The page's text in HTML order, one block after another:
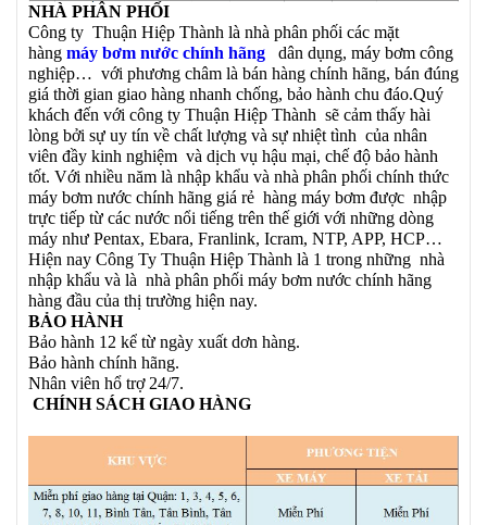
NHÀ PHÂN PHỐI
Công ty Thuận Hiệp Thành là nhà phân phối các mặt
hàng máy bơm nước chính hãng
dân dụng, máy bơm công
nghiệp… với phương châm là bán hàng chính hãng, bán đúng
giá thời gian giao hàng nhanh chống, bảo hành chu đáo.Quý
khách đến với công ty Thuận Hiệp Thành sẽ cảm thấy hài
lòng bởi sự uy tín về chất lượng và sự nhiệt tình của nhân
viên đầy kinh nghiệm và dịch vụ hậu mại, chế độ bảo hành
tốt. Với nhiều năm là nhập khẩu và nhà phân phối chính thức
máy bơm nước chính hãng giá rẻ hàng máy bơm được nhập
trực tiếp từ các nước nổi tiếng trên thế giới với những dòng
máy như Pentax, Ebara, Franlink, Icram, NTP, APP, HCP…
Hiện nay Công Ty Thuận Hiệp Thành là 1 trong những nhà
nhập khẩu và là nhà phân phối máy bơm nước chính hãng
hàng đầu của thị trường hiện nay.
BẢO HÀNH
Bảo hành 12 kể từ ngày xuất dơn hàng.
Bảo hành chính hãng.
Nhân viên hổ trợ 24/7.
CHÍNH SÁCH GIAO HÀNG